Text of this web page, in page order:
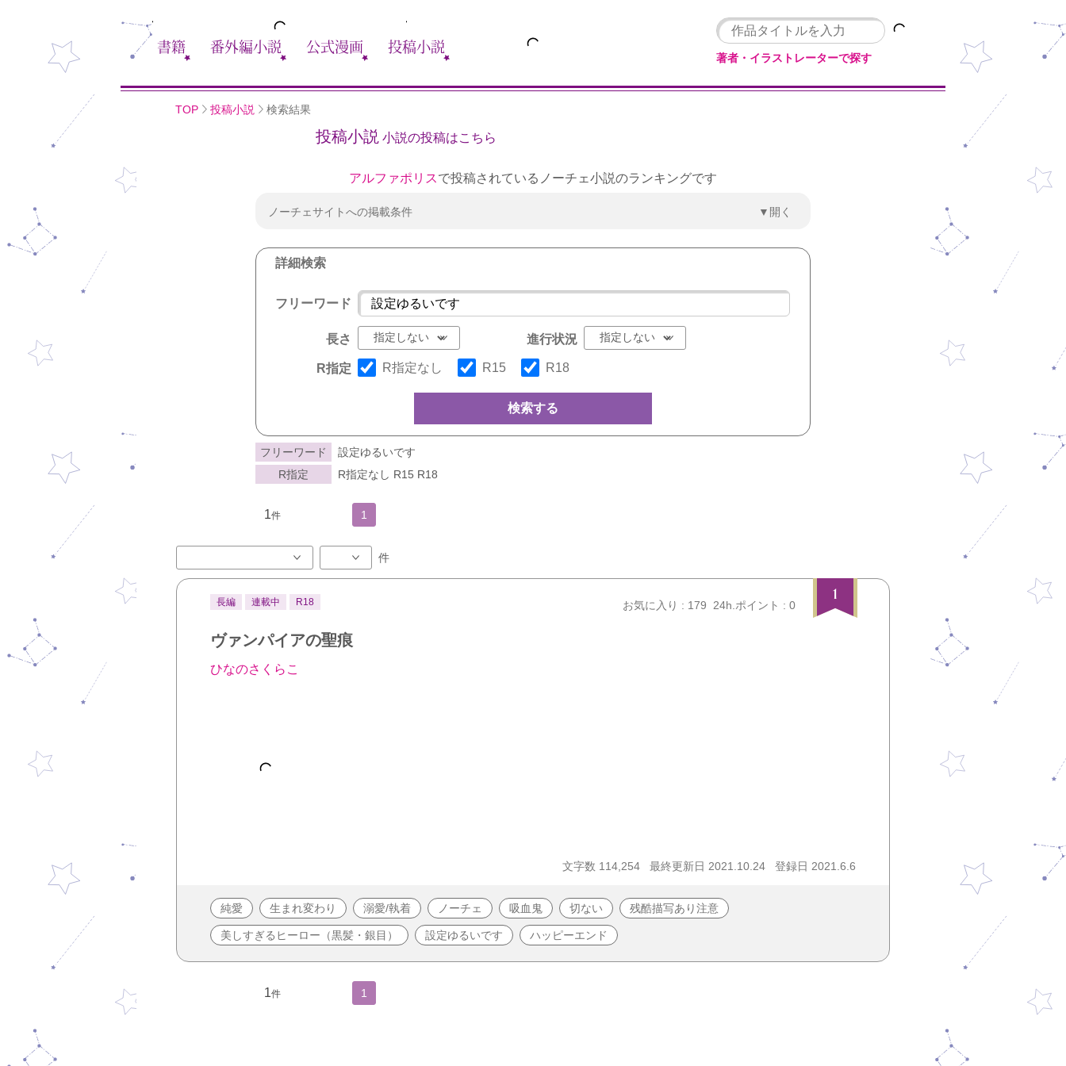
書籍 番外編小説 公式漫画 投稿小説
著者・イラストレーターで探す
TOP 投稿小説 検索結果
投稿小説 小説の投稿はこちら
アルファポリスで投稿されているノーチェ小説のランキングです
ノーチェサイトへの掲載条件 ▼開く
詳細検索
フリーワード
長さ 進行状況
R指定 R指定なし R15 R18
検索する
フリーワード
設定ゆるいです
R指定
R指定なし R15 R18
1件 1
件
1
長編 連載中 R18 お気に入り : 179 24h.ポイント : 0
ヴァンパイアの聖痕
ひなのさくらこ
文字数 114,254 最終更新日 2021.10.24 登録日 2021.6.6
純愛 生まれ変わり 溺愛/執着 ノーチェ 吸血鬼 切ない 残酷描写あり注意
美しすぎるヒーロー（黒髪・銀目） 設定ゆるいです ハッピーエンド
1件 1